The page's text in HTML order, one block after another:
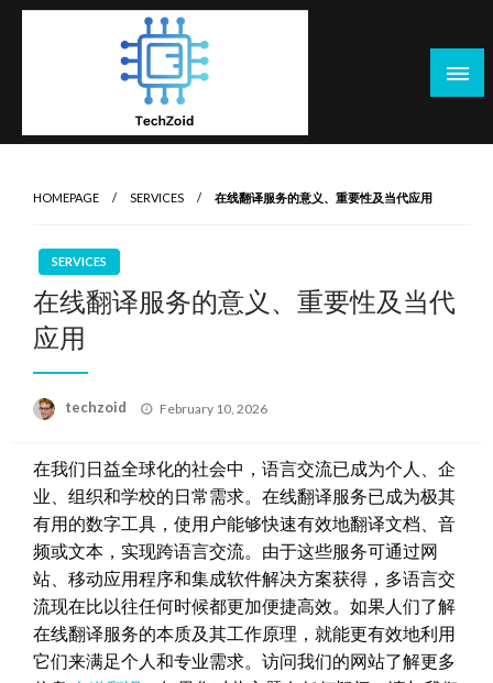
Skip
HOMEPAGE SERVICES 在线翻译服务的意义、重要性及当代应用
SERVICES
在线翻译服务的意义、重要性及当代
应用
techzoid
Posted
February 10, 2026
在我们日益全球化的社会中，语言交流已成为个人、企
业、组织和学校的日常需求。在线翻译服务已成为极其
有用的数字工具，使用户能够快速有效地翻译文档、音
频或文本，实现跨语言交流。由于这些服务可通过网
站、移动应用程序和集成软件解决方案获得，多语言交
流现在比以往任何时候都更加便捷高效。如果人们了解
在线翻译服务的本质及其工作原理，就能更有效地利用
它们来满足个人和专业需求。访问我们的网站了解更多